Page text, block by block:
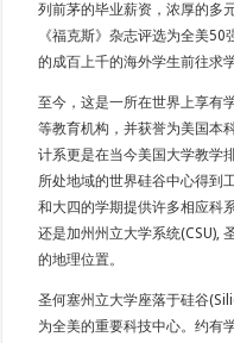
列前茅的毕业薪资，浓厚的多
《福克斯》杂志评选为全美
的成百上千的海外学生前往求学
至今，这是一所在世界上享有
等教育机构，并获誉为美国本
计系更是在当今美国大学教学
所处地域的世界硅谷中心得到
和大四的学期提供许多相应科
还是加州州立大学系统(CSU),
的地理位置。
圣何塞州立大学座落于硅谷
为全美的重要科技中心。约有